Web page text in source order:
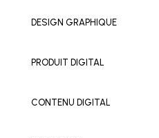
DESIGN GRAPHIQUE
PRODUIT DIGITAL
CONTENU DIGITAL